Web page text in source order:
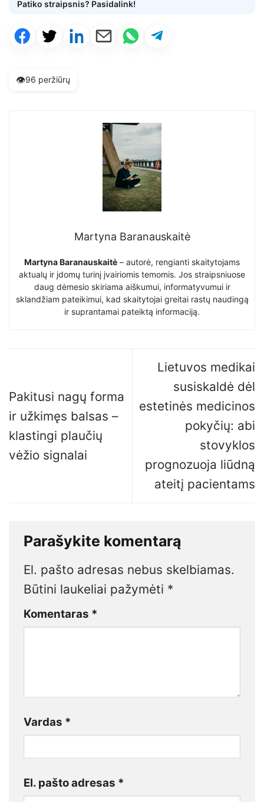
Patiko straipsnis? Pasidalink!
👁️96 peržiūrų
Martyna Baranauskaitė
Martyna Baranauskaitė – autorė, rengianti skaitytojams
aktualų ir įdomų turinį įvairiomis temomis. Jos straipsniuose
daug dėmesio skiriama aiškumui, informatyvumui ir
sklandžiam pateikimui, kad skaitytojai greitai rastų naudingą
ir suprantamai pateiktą informaciją.
Pakitusi nagų forma
ir užkimęs balsas –
klastingi plaučių
vėžio signalai
Lietuvos medikai
susiskaldė dėl
estetinės medicinos
pokyčių: abi
stovyklos
prognozuoja liūdną
ateitį pacientams
Parašykite komentarą
El. pašto adresas nebus skelbiamas.
Būtini laukeliai pažymėti *
Komentaras *
Vardas *
El. pašto adresas *